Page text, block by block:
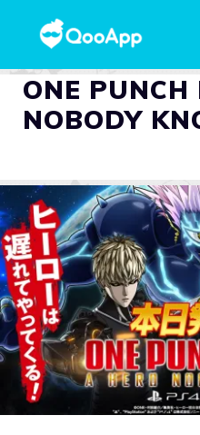
ONE
NOBODY